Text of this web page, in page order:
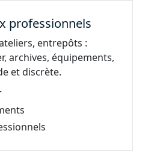
professionnels
entrepôts :
archives, équipements,
et discrète.